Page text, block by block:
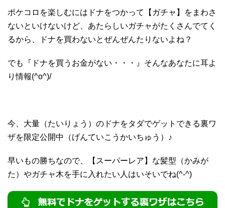
ポケコロを楽しむにはドナをつかって【ガチャ】をまわさ
ないといけないけど、あたらしいガチャがたくさんでてく
るから、ドナを買わないとぜんぜんたりないよね？
でも『ドナを買うお金がない・・・』そんなあなたに耳よ
り情報(^o^)/
今、大量（たいりょう）のドナをタダでゲットできる裏ワ
ザを限定公開中（げんていこうかいちゅう）♪
早いもの勝ちなので、【スーパーレア】な髪型（かみが
た）やガチャ木を手に入れたい人はいそいでね(^-^)